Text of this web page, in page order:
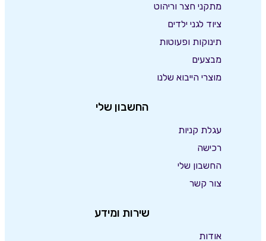
מתקני חצר וריהוט
ציוד לגני ילדים
תינוקות ופעוטות
מבצעים
מוצרי הייבוא שלנו
החשבון שלי
עגלת קניות
רכישה
החשבון שלי
צור קשר
שירות ומידע
אודות